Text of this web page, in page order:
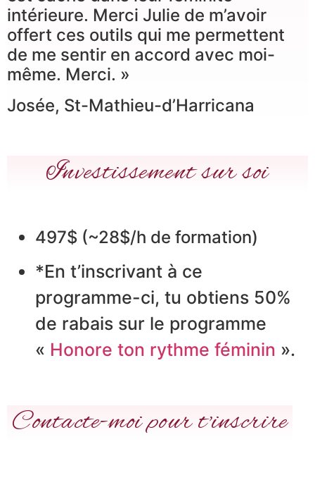
intérieure. Merci Julie de m’avoir
offert ces outils qui me permettent
de me sentir en accord avec moi-
même. Merci. »
Josée, St-Mathieu-d’Harricana
Investissement sur soi
497$ (~28$/h de formation)
*En t’inscrivant à ce
programme-ci, tu obtiens 50%
de rabais sur le programme
« Honore ton rythme féminin ».
Contacte-moi pour t'inscrire